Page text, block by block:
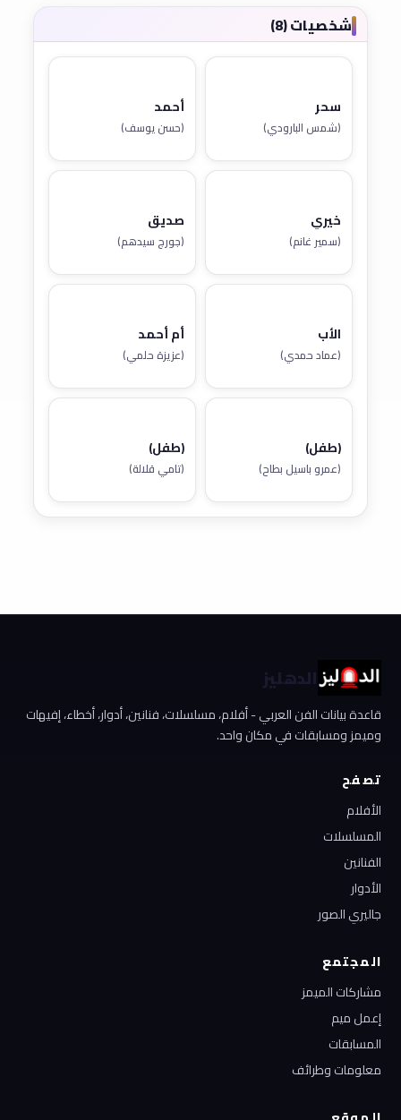
شخصيات (8)
سحر
(شمس البارودي)
أحمد
(حسن يوسف)
خيري
(سمير غانم)
صديق
(جورج سيدهم)
الأب
(عماد حمدي)
أم أحمد
(عزيزة حلمي)
(طفل)
(عمرو باسيل بطاح)
(طفل)
(تامي قلالة)
الدهليز
قاعدة بيانات الفن العربي - أفلام، مسلسلات، فنانين، أدوار، أخطاء، إفيهات
وميمز ومسابقات في مكان واحد.
تصفح
الأفلام
المسلسلات
الفنانين
الأدوار
جاليري الصور
المجتمع
مشاركات الميمز
إعمل ميم
المسابقات
معلومات وطرائف